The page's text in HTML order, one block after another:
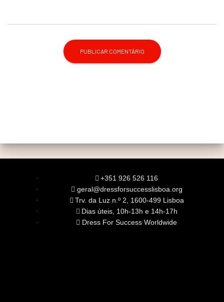
+351 926 526 116
geral@dressforsuccesslisboa.org
Trv. da Luz n.º 2, 1600-499 Lisboa
Dias úteis, 10h-13h e 14h-17h
Dress For Success Worldwide